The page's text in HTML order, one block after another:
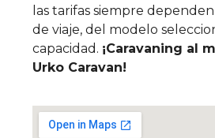
las tarifas siempre
de viaje, del modelo
capacidad. ¡Caravaning al
Urko Caravan!